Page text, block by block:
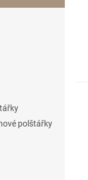
polštářky